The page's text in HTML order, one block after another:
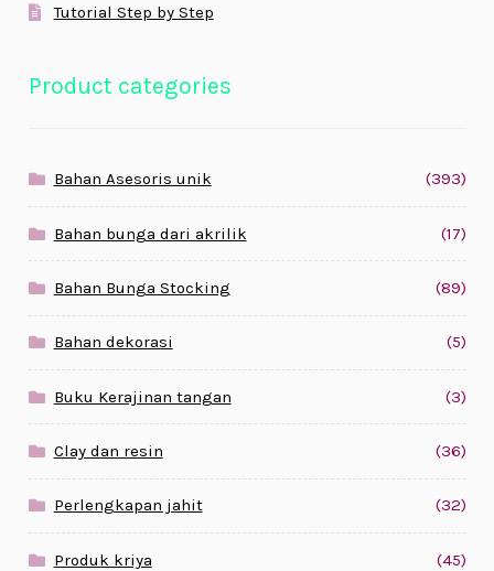
Tutorial Step by Step
Product categories
Bahan Asesoris unik (393)
Bahan bunga dari akrilik (17)
Bahan Bunga Stocking (89)
Bahan dekorasi (5)
Buku Kerajinan tangan (3)
Clay dan resin (36)
Perlengkapan jahit (32)
Produk kriya (45)